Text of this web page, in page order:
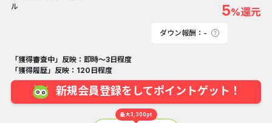
5%還元
ダウン報酬：-
「獲得審査中」反映：即時～3日程度
「獲得履歴」反映：120日程度
新規会員登録をしてポイントゲット！
最大3,300pt